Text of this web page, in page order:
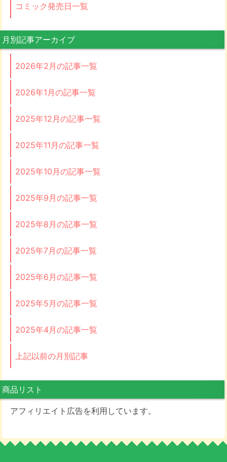
コミック発売日一覧
月別記事アーカイブ
2026年2月の記事一覧
2026年1月の記事一覧
2025年12月の記事一覧
2025年11月の記事一覧
2025年10月の記事一覧
2025年9月の記事一覧
2025年8月の記事一覧
2025年7月の記事一覧
2025年6月の記事一覧
2025年5月の記事一覧
2025年4月の記事一覧
上記以前の月別記事
商品リスト
アフィリエイト広告を利用しています。